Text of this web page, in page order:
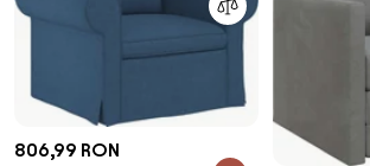
806,99 RON